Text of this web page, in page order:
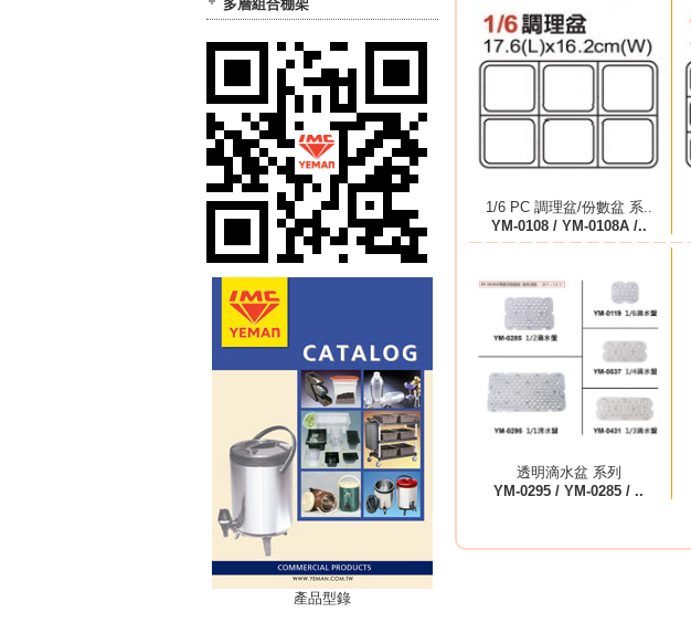
多層組合棚架
產品型錄
1/6 PC 調理盆/份數盆 系..
YM-0108 / YM-0108A /..
透明滴水盆 系列
YM-0295 / YM-0285 / ..